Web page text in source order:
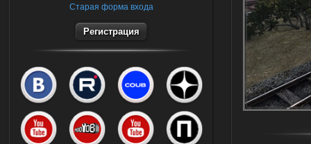
Старая форма входа
Регистрация